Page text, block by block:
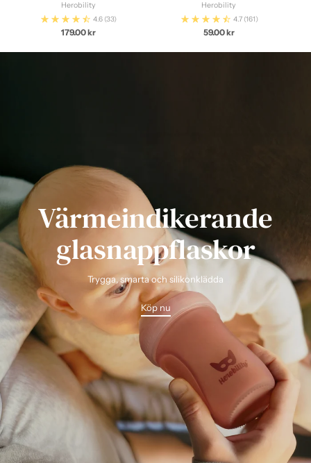
Herobility
4.6 (33)
179.00 kr
Herobility
4.7 (161)
59.00 kr
Värmeindikerande
glasnappflaskor
Trygga, smarta och silikonklädda
Köp nu